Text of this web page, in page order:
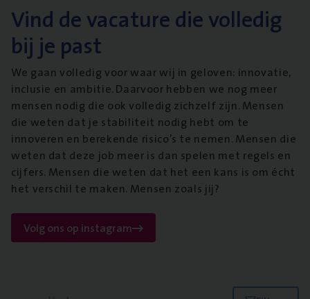
Vind de vacature die volledig
bij je past
We gaan volledig voor waar wij in geloven: innovatie,
inclusie en ambitie. Daarvoor hebben we nog meer
mensen nodig die ook volledig zichzelf zijn. Mensen
die weten dat je stabiliteit nodig hebt om te
innoveren en berekende risico’s te nemen. Mensen die
weten dat deze job meer is dan spelen met regels en
cijfers. Mensen die weten dat het een kans is om écht
het verschil te maken. Mensen zoals jij?
Volg ons op instagram